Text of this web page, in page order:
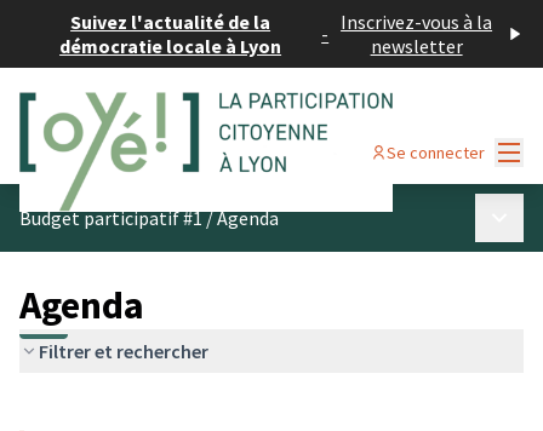
Suivez l'actualité de la
démocratie locale à Lyon
- Inscrivez-vous à la
newsletter
Se connecter
Budget participatif #1/Agenda
Agenda
Filtrer et rechercher